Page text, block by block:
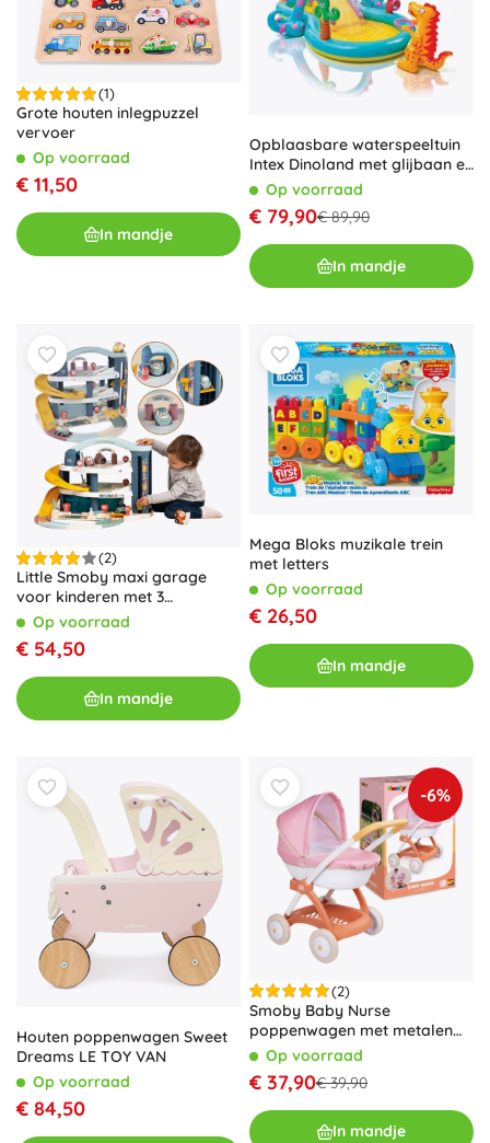
(1)
Grote houten inlegpuzzel
vervoer
Op voorraad
€ 11,50
In mandje
Opblaasbare waterspeeltuin
Intex Dinoland met glijbaan en
fontein
Op voorraad
€ 79,90€ 89,90
In mandje
(2)
Little Smoby maxi garage
voor kinderen met 3
verdiepingen, lift en wasstraat
Op voorraad
€ 54,50
In mandje
Mega Bloks muzikale trein
met letters
Op voorraad
€ 26,50
In mandje
Houten poppenwagen Sweet
Dreams LE TOY VAN
Op voorraad
€ 84,50
-6%
(2)
Smoby Baby Nurse
poppenwagen met metalen
frame
Op voorraad
€ 37,90€ 39,90
In mandje